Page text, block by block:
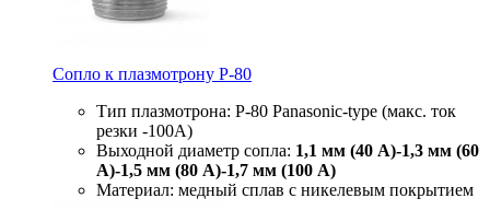
Сопло к плазмотрону P-80
Тип плазмотрона: P-80 Panasonic-type (макс. ток
резки -100А)
Выходной диаметр сопла: 1,1 мм (40 А)-1,3 мм (60
А)-1,5 мм (80 А)-1,7 мм (100 А)
Материал: медный сплав с никелевым покрытием